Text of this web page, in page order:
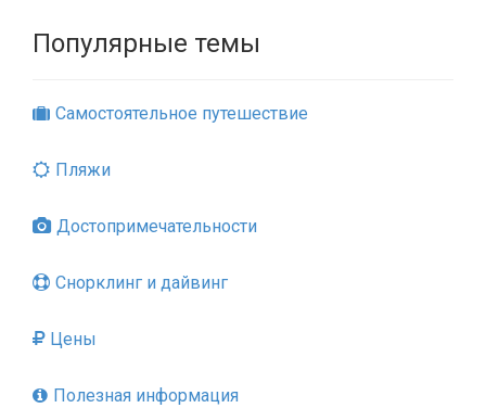
Популярные темы
Самостоятельное путешествие
Пляжи
Достопримечательности
Снорклинг и дайвинг
Цены
Полезная информация